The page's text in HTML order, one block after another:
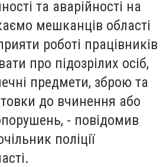
та аварійності на
мешканців області
роботі працівників
про підозрілих осіб,
предмети, зброю та
до вчинення або
- повідомив
поліції